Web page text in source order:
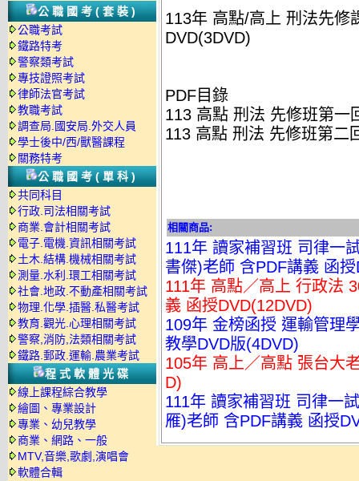
公職國考(套裝)
公職考試
鐵路特考
警察類考試
專技證照考試
律師法官考試
教職考試
調查局.國安局.外交人員
學士後中/西/獸醫課程
關務特考
公職國考(單科)
共同科目
行政.司法相關考試
商業.會計相關考試
電子.電機.資訊相關考試
土木.結構.機械相關考試
測量.水利.環工相關考試
社會.地政.不動產相關考試
物理.化學.插醫.私醫考試
教育.觀光.心理相關考試
警察,消防,法類相關考試
鐵路.郵政.運輸.農業考試
程式軟體光碟
線上課程綜合教學
繪圖、專業設計
專業、幼兒教學
商業、網路、一般
MTV,音樂,歌劇,演唱會
軟體合輯
113年 高點/高上 刑法先修
DVD(3DVD)
PDF目錄
113 高點 刑法 先修班第一
113 高點 刑法 先修班第二
相關商品:
111年 讀家補習班 司律一
書傑)老師 含PDF講義 函授
111年 高點／高上 行政法
義 函授DVD(12DVD)
109年 金榜函授 運輸管理
教學DVD版(4DVD)
105年 高上／高點 張台大
D)
111年 讀家補習班 司律一
雁)老師 含PDF講義 函授